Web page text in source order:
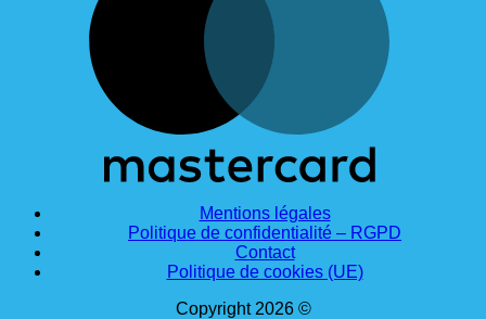
Mentions légales
Politique de confidentialité – RGPD
Contact
Politique de cookies (UE)
Copyright 2026 ©